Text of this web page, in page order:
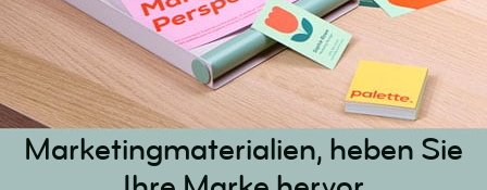
Marketingmaterialien, heben Sie